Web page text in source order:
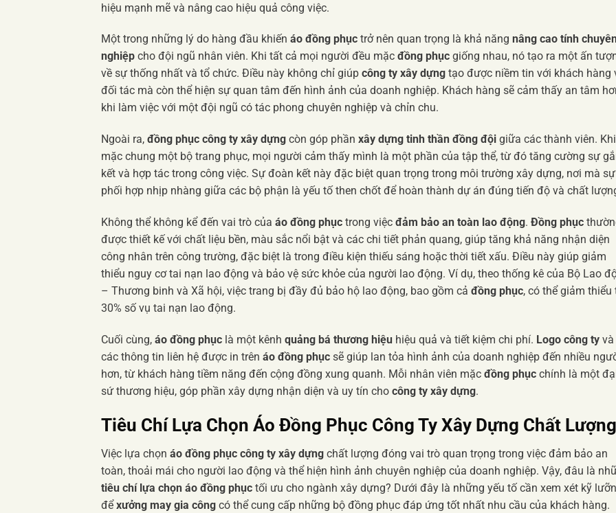
hiệu mạnh mẽ và nâng cao hiệu quả công việc.
Một trong những lý do hàng đầu khiến áo đồng phục trở nên quan trọng là khả năng nâng cao tính
nghiệp cho đội ngũ nhân viên. Khi tất cả mọi người đều mặc đồng phục giống nhau, nó tạo ra một ấn
về sự thống nhất và tổ chức. Điều này không chỉ giúp công ty xây dựng tạo được niềm tin với khách hàng
đối tác mà còn thể hiện sự quan tâm đến hình ảnh của doanh nghiệp. Khách hàng sẽ cảm thấy an tâm
khi làm việc với một đội ngũ có tác phong chuyên nghiệp và chỉn chu.
Ngoài ra, đồng phục công ty xây dựng còn góp phần xây dựng tinh thần đồng đội giữa các thành viên. Khi
mặc chung một bộ trang phục, mọi người cảm thấy mình là một phần của tập thể, từ đó tăng cường sự
kết và hợp tác trong công việc. Sự đoàn kết này đặc biệt quan trọng trong môi trường xây dựng, nơi mà sự
phối hợp nhịp nhàng giữa các bộ phận là yếu tố then chốt để hoàn thành dự án đúng tiến độ và chất
Không thể không kể đến vai trò của áo đồng phục trong việc đảm bảo an toàn lao động. Đồng phục
được thiết kế với chất liệu bền, màu sắc nổi bật và các chi tiết phản quang, giúp tăng khả năng nhận diện
công nhân trên công trường, đặc biệt là trong điều kiện thiếu sáng hoặc thời tiết xấu. Điều này giúp giảm
thiểu nguy cơ tai nạn lao động và bảo vệ sức khỏe của người lao động. Ví dụ, theo thống kê của Bộ Lao
– Thương binh và Xã hội, việc trang bị đầy đủ bảo hộ lao động, bao gồm cả đồng phục, có thể giảm thiểu
30% số vụ tai nạn lao động.
Cuối cùng, áo đồng phục là một kênh quảng bá thương hiệu hiệu quả và tiết kiệm chi phí. Logo công ty và
các thông tin liên hệ được in trên áo đồng phục sẽ giúp lan tỏa hình ảnh của doanh nghiệp đến nhiều
hơn, từ khách hàng tiềm năng đến cộng đồng xung quanh. Mỗi nhân viên mặc đồng phục chính là một
sứ thương hiệu, góp phần xây dựng nhận diện và uy tín cho công ty xây dựng.
Tiêu Chí Lựa Chọn Áo Đồng Phục Công Ty Xây Dựng Chất Lượng
Việc lựa chọn áo đồng phục công ty xây dựng chất lượng đóng vai trò quan trọng trong việc đảm bảo an
toàn, thoải mái cho người lao động và thể hiện hình ảnh chuyên nghiệp của doanh nghiệp. Vậy, đâu là
tiêu chí lựa chọn áo đồng phục tối ưu cho ngành xây dựng? Dưới đây là những yếu tố cần xem xét kỹ
để xưởng may gia công có thể cung cấp những bộ đồng phục đáp ứng tốt nhất nhu cầu của khách hàng.